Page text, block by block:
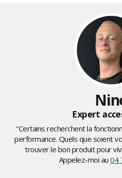
Expert
"Certains recherchent la
performance. Quels que soient
trouver le bon produit pour
Appelez-moi au04